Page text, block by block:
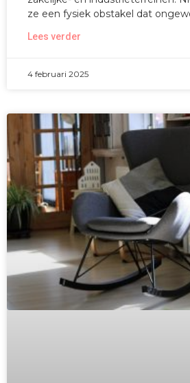
ze een fysiek obstakel dat
Lees verder
4 februari 2025